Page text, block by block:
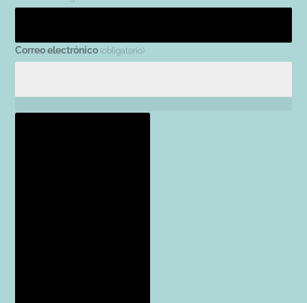
Correo electrónico (obligatorio)